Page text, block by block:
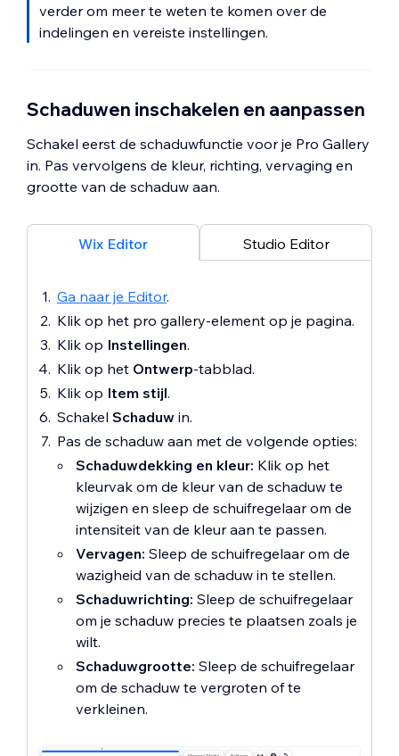
verder om meer te weten te komen over de
indelingen en vereiste instellingen.
Schaduwen inschakelen en aanpassen
Schakel eerst de schaduwfunctie voor je Pro Gallery
in. Pas vervolgens de kleur, richting, vervaging en
grootte van de schaduw aan.
Wix Editor Studio Editor
Ga naar je Editor.
Klik op het pro gallery-element op je pagina.
Klik op Instellingen.
Klik op het Ontwerp-tabblad.
Klik op Item stijl.
Schakel Schaduw in.
Pas de schaduw aan met de volgende opties:
Schaduwdekking en kleur: Klik op het
kleurvak om de kleur van de schaduw te
wijzigen en sleep de schuifregelaar om de
intensiteit van de kleur aan te passen.
Vervagen: Sleep de schuifregelaar om de
wazigheid van de schaduw in te stellen.
Schaduwrichting: Sleep de schuifregelaar
om je schaduw precies te plaatsen zoals je
wilt.
Schaduwgrootte: Sleep de schuifregelaar
om de schaduw te vergroten of te
verkleinen.